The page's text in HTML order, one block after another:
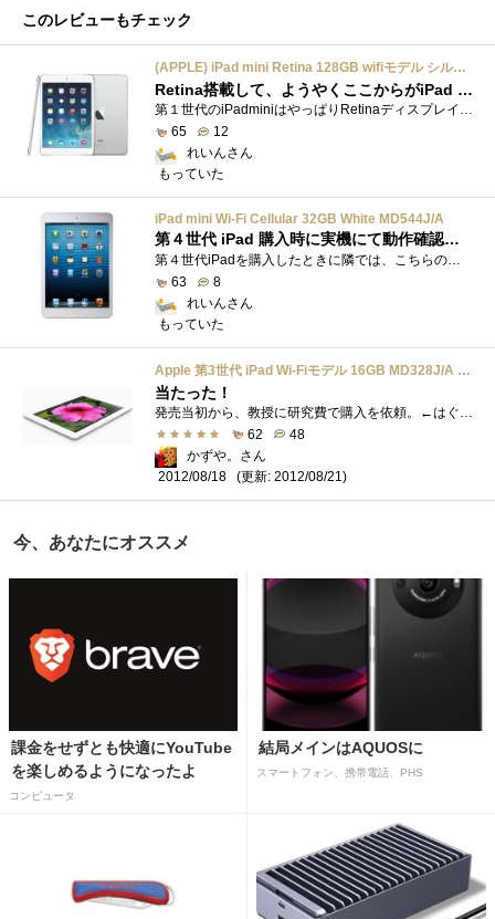
このレビューもチェック
(APPLE) iPad mini Retina 128GB wifiモデル シルバー ME860J/A
Retina搭載して、ようやくここからがiPad mini の実力発揮
第１世代のiPadminiはやっぱりRetinaディスプレイに対応していないので対応すると導入するのは必然なわけですよ。第１世代と比較するのは、そんな...
65
12
れいんさん
もっていた
iPad mini Wi-Fi Cellular 32GB White MD544J/A
第４世代 iPad 購入時に実機にて動作確認してからずっと うなされてたのでした
第４世代iPadを購入したときに隣では、こちらのほうがお祭り・大騒ぎだったので、なるたけ避けようとしていたのにいろいろいろと実機操作して�...
63
8
れいんさん
もっていた
Apple 第3世代 iPad Wi-Fiモデル 16GB MD328J/A ホワイト
当たった！
発売当初から、教授に研究費で購入を依頼。←はぐらかされる。6月頃に抽選の景品としてiPadをこれでもかってほど見かける←片っ端から応募ポリ...
62
48
かずや。さん
2012/08/18
(更新: 2012/08/21)
今、あなたにオススメ
課金をせずとも快適にYouTube
を楽しめるようになったよ
コンピュータ
結局メインはAQUOSに
スマートフォン、携帯電話、PHS